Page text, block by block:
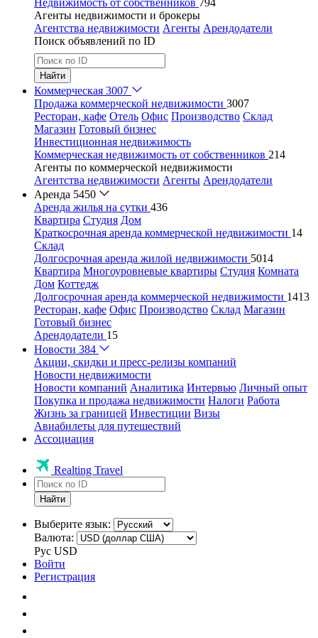
Недвижимость от собственников 794
Агенты недвижимости и брокеры
Агентства недвижимости Агенты Арендодатели
Поиск объявлений по ID
Найти
Коммерческая 3007
Продажа коммерческой недвижимости 3007
Ресторан, кафе Отель Офис Производство Склад
Магазин Готовый бизнес
Инвестиционная недвижимость
Коммерческая недвижимость от собственников 214
Агенты по коммерческой недвижимости
Агентства недвижимости Агенты Арендодатели
Аренда 5450
Аренда жилья на сутки 436
Квартира Студия Дом
Краткосрочная аренда коммерческой недвижимости 14
Склад
Долгосрочная аренда жилой недвижимости 5014
Квартира Многоуровневые квартиры Студия Комната
Дом Коттедж
Долгосрочная аренда коммерческой недвижимости 1413
Ресторан, кафе Офис Производство Склад Магазин
Готовый бизнес
Арендодатели 15
Новости 384
Акции, скидки и пресс-релизы компаний
Новости недвижимости
Новости компаний Аналитика Интервью Личный опыт
Покупка и продажа недвижимости Налоги Работа
Жизнь за границей Инвестиции Визы
Авиабилеты для путешествий
Ассоциация
Realting Travel
Найти
Выберите язык:
Валюта:
Рус USD
Войти
Регистрация